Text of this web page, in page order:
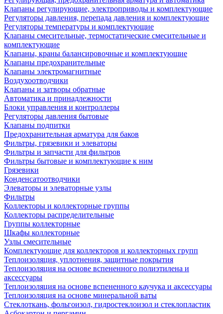
Клапаны регулирующие, электроприводы и комплектующие
Регуляторы давления, перепада давления и комплектующие
Регуляторы температуры и комплектующие
Клапаны смесительные, термостатические смесительные и
комплектующие
Клапаны, краны балансировочные и комплектующие
Клапаны предохранительные
Клапаны электромагнитные
Воздухоотводчики
Клапаны и затворы обратные
Автоматика и принадлежности
Блоки управления и контроллеры
Регуляторы давления бытовые
Клапаны подпитки
Предохранительная арматура для баков
Фильтры, грязевики и элеваторы
Фильтры и запчасти для фильтров
Фильтры бытовые и комплектующие к ним
Грязевики
Конденсатоотводчики
Элеваторы и элеваторные узлы
Фильтры
Коллекторы и коллекторные группы
Коллекторы распределительные
Группы коллекторные
Шкафы коллекторные
Узлы смесительные
Комплектующие для коллекторов и коллекторных групп
Теплоизоляция, уплотнения, защитные покрытия
Теплоизоляция на основе вспененного полиэтилена и
аксессуары
Теплоизоляция на основе вспененного каучука и аксессуары
Теплоизоляция на основе минеральной ваты
Стеклоткань, фольгоизол, гидростеклоизол и стеклопластик